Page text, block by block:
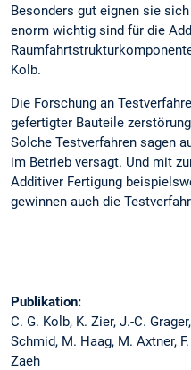
Besonders gut eignen sie
enorm wichtig sind für die
Kolb.
Die Forschung an
gefertigter Bauteile
Solche Testverfahren sagen
im Betrieb versagt. Und mit
Additiver Fertigung
gewinnen auch die
Publikation:
C. G. Kolb, K. Zier, J.-C.
Schmid, M. Haag, M. Axtner,
Zaeh